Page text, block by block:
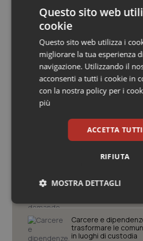
Salute orale & impianti
Sangue & coagulazione
Tiroide
Tumore al seno
Tumore ovarico
Tumori del Polmone &
Vaccini
Potrebbe
Lettere al
Che pizza l’Inail…
non sono 5.965 futuri
famiglia
Carcere e
trasformare le
in luoghi di custodia
Questo sito web
cookie
Questo sito web utilizza i
migliorare la tua esperienza
navigazione. Utilizzando il
acconsenti a tutti i cookie in
con la nostra policy per i
più
ACCETTA TUTTI
RIFIUTA
MOSTRA DETTAGLI
Necessari Statistici